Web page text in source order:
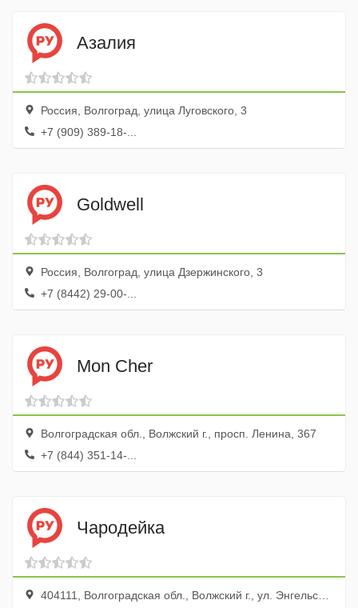
Азалия
Россия, Волгоград, улица Луговского, 3
+7 (909) 389-18-...
Goldwell
Россия, Волгоград, улица Дзержинского, 3
+7 (8442) 29-00-...
Mon Cher
Волгоградская обл., Волжский г., просп. Ленина, 367
+7 (844) 351-14-...
Чародейка
404111, Волгоградская обл., Волжский г., ул. Энгельса, 11